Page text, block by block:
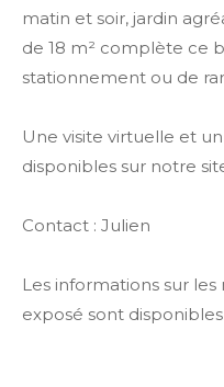
matin et soir, jardin
de 18 m² complète ce
stationnement ou de
Une visite virtuelle et
disponibles sur notre
Contact : Julien
Les informations sur
exposé sont